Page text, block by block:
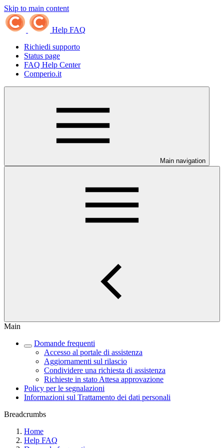
Skip to main content
Help FAQ
Richiedi supporto
Status page
FAQ Help Center
Comperio.it
Main navigation
Main
Domande frequenti
Accesso al portale di assistenza
Aggiornamenti sul rilascio
Condividere una richiesta di assistenza
Richieste in stato Attesa approvazione
Policy per le segnalazioni
Informazioni sul Trattamento dei dati personali
Breadcrumbs
Home
Help FAQ